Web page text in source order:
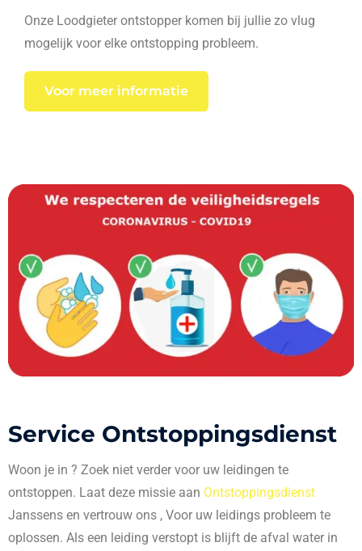
Onze Loodgieter ontstopper komen bij jullie zo vlug
mogelijk voor elke ontstopping probleem.
Voor meer informatie
Service Ontstoppingsdienst
Woon je in ? Zoek niet verder voor uw leidingen te
ontstoppen. Laat deze missie aan Ontstoppingsdienst
Janssens en vertrouw ons , Voor uw leidings probleem te
oplossen. Als een leiding verstopt is blijft de afval water in